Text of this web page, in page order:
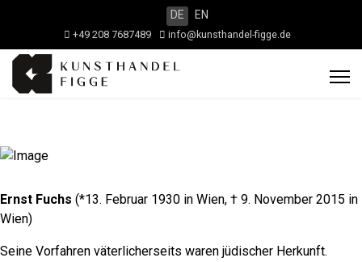
DE EN
+49 208 7687489 info@kunsthandel-figge.de
Ernst Fuchs (*13. Februar 1930 in Wien, † 9. November 2015 in
Wien)
Seine Vorfahren väterlicherseits waren jüdischer Herkunft.